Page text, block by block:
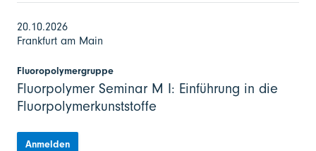
20.10.2026
Frankfurt am Main
Fluoropolymergruppe
Fluorpolymer Seminar M I: Einführung in die
Fluorpolymerkunststoffe
Anmelden